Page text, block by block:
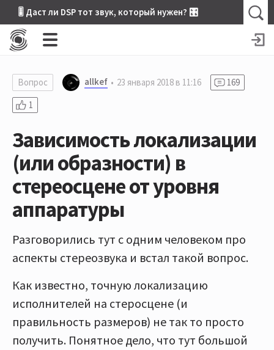
🎚 Даст ли DSP тот звук, который нужен? 🎛
Вопрос allkef 23 января 2018 в 11:16
169
1
Зависимость локализации
(или образности) в
стереосцене от уровня
аппаратуры
Разговорились тут с одним человеком про
аспекты стереозвука и встал такой вопрос.
Как известно, точную локализацию
исполнителей на стеросцене (и
правильность размеров) не так то просто
получить. Понятное дело, что тут большой